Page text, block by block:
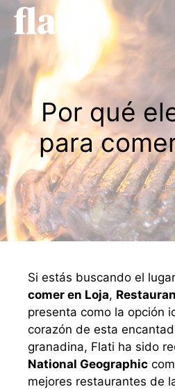
Saltar
contenido
Por qué
para
Si estás buscando el
comer en Loja,
presenta como la opción
corazón de esta
granadina, Flati ha sido
National Geographic
mejores restaurantes de